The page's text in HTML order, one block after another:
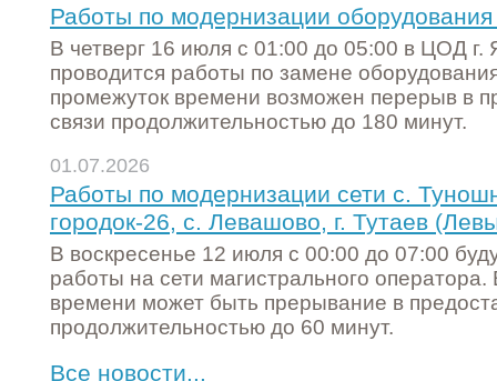
Работы по модернизации
В четверг 16 июля с 01:00 до 05:00 в ЦОД г.
проводится работы по замене
промежуток времени возможен перерыв в
связи продолжительностью до 180 минут.
01.07.2026
Работы по модернизации сети с.
городок-26, с. Левашово, г. Тутаев
В воскресенье 12 июля с 00:00 до 07:00
работы на сети магистрального
времени может быть прерывание в
продолжительностью до 60 минут.
Все новости...